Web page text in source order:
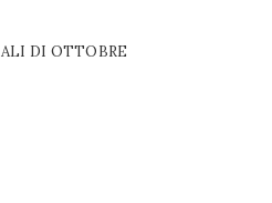
DI OTTOBRE